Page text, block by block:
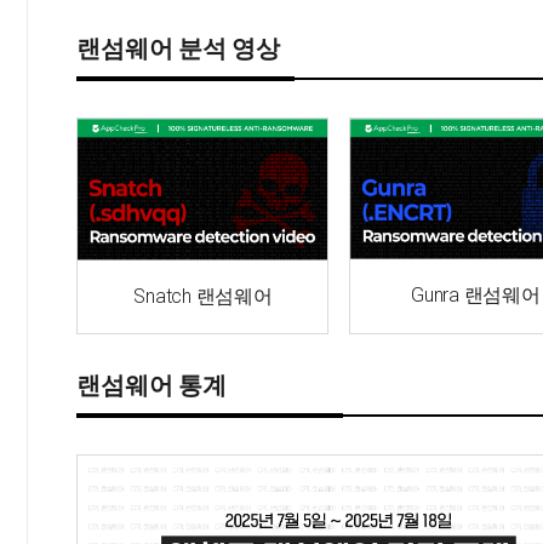
랜섬웨어 분석 영상
Snatch 랜섬웨어 Gunra 랜섬웨어
랜섬웨어 통계